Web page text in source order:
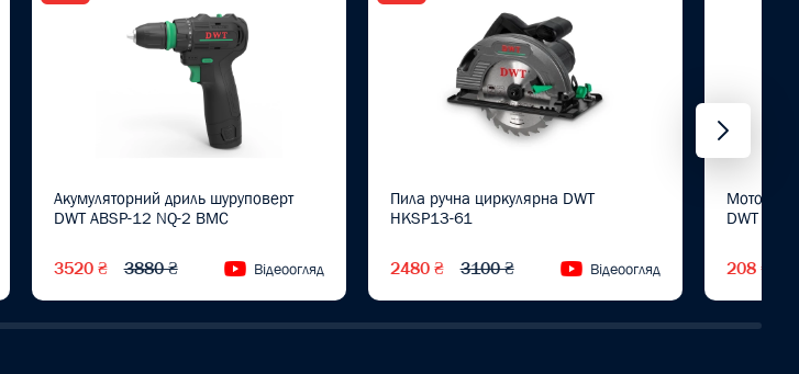
Акумуляторний дриль шуруповерт
DWT ABSP-12 NQ-2 BMC
3520 ₴ 3880 ₴ Відеоогляд
Пила ручна циркулярна DWT
HKSP13-61
2480 ₴ 3100 ₴ Відеоогляд
Мотор в
DWT
208 ₴